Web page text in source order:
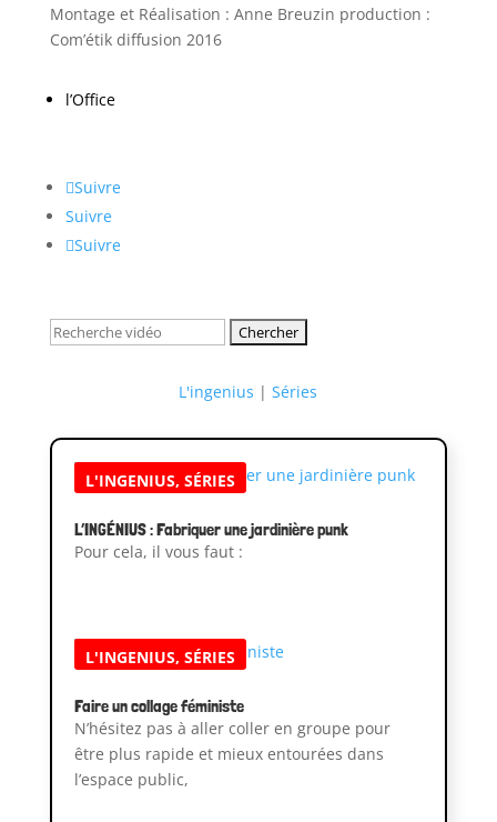
Montage et Réalisation : Anne Breuzin production :
Com’étik diffusion 2016
l’Office
Suivre
Suivre
Suivre
Rechercher:
L'ingenius |Séries
L’INGÉNIUS : Fabriquer une jardinière punk
L'INGENIUS, SÉRIES
Pour cela, il vous faut :
Faire un collage féministe
L'INGENIUS, SÉRIES
N’hésitez pas à aller coller en groupe pour
être plus rapide et mieux entourées dans
l’espace public,